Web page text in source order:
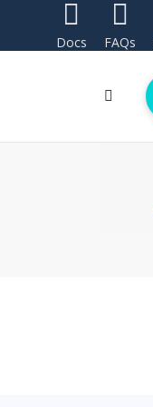
Docs FAQs